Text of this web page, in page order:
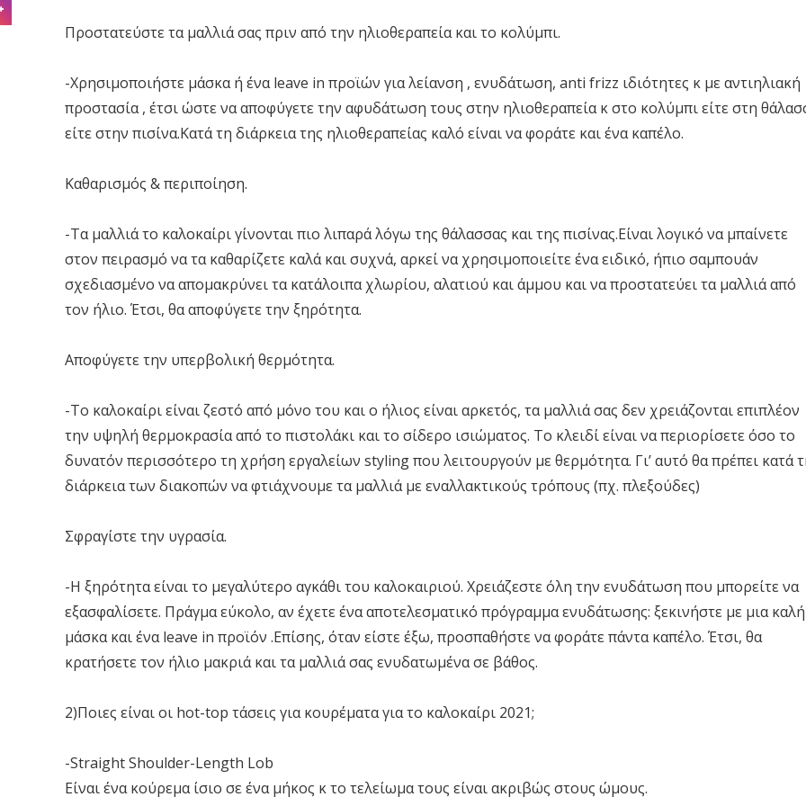
Προστατεύστε τα μαλλιά σας πριν από την ηλιοθεραπεία και το κολύμπι.
-Χρησιμοποιήστε μάσκα ή ένα leave in προϊών για λείανση , ενυδάτωση, anti frizz ιδιότητες κ με αντιηλιακή
προστασία , έτσι ώστε να αποφύγετε την αφυδάτωση τους στην ηλιοθεραπεία κ στο κολύμπι είτε στη
είτε στην πισίνα.Κατά τη διάρκεια της ηλιοθεραπείας καλό είναι να φοράτε και ένα καπέλο.
Καθαρισμός & περιποίηση.
-Τα μαλλιά το καλοκαίρι γίνονται πιο λιπαρά λόγω της θάλασσας και της πισίνας.Είναι λογικό να μπαίνετε
στον πειρασμό να τα καθαρίζετε καλά και συχνά, αρκεί να χρησιμοποιείτε ένα ειδικό, ήπιο σαμπουάν
σχεδιασμένο να απομακρύνει τα κατάλοιπα χλωρίου, αλατιού και άμμου και να προστατεύει τα μαλλιά από
τον ήλιο. Έτσι, θα αποφύγετε την ξηρότητα.
Αποφύγετε την υπερβολική θερμότητα.
-Το καλοκαίρι είναι ζεστό από μόνο του και ο ήλιος είναι αρκετός, τα μαλλιά σας δεν χρειάζονται επιπλέον
την υψηλή θερμοκρασία από το πιστολάκι και το σίδερο ισιώματος. Το κλειδί είναι να περιορίσετε όσο το
δυνατόν περισσότερο τη χρήση εργαλείων styling που λειτουργούν με θερμότητα. Γι’ αυτό θα πρέπει κατά
διάρκεια των διακοπών να φτιάχνουμε τα μαλλιά με εναλλακτικούς τρόπους (πχ. πλεξούδες)
Σφραγίστε την υγρασία.
-Η ξηρότητα είναι το μεγαλύτερο αγκάθι του καλοκαιριού. Χρειάζεστε όλη την ενυδάτωση που μπορείτε να
εξασφαλίσετε. Πράγμα εύκολο, αν έχετε ένα αποτελεσματικό πρόγραμμα ενυδάτωσης: ξεκινήστε με μια καλή
μάσκα και ένα leave in προϊόν .Επίσης, όταν είστε έξω, προσπαθήστε να φοράτε πάντα καπέλο. Έτσι, θα
κρατήσετε τον ήλιο μακριά και τα μαλλιά σας ενυδατωμένα σε βάθος.
2)Ποιες είναι οι hot-top τάσεις για κουρέματα για το καλοκαίρι 2021;
-Straight Shoulder-Length Lob
Είναι ένα κούρεμα ίσιο σε ένα μήκος κ το τελείωμα τους είναι ακριβώς στους ώμους.